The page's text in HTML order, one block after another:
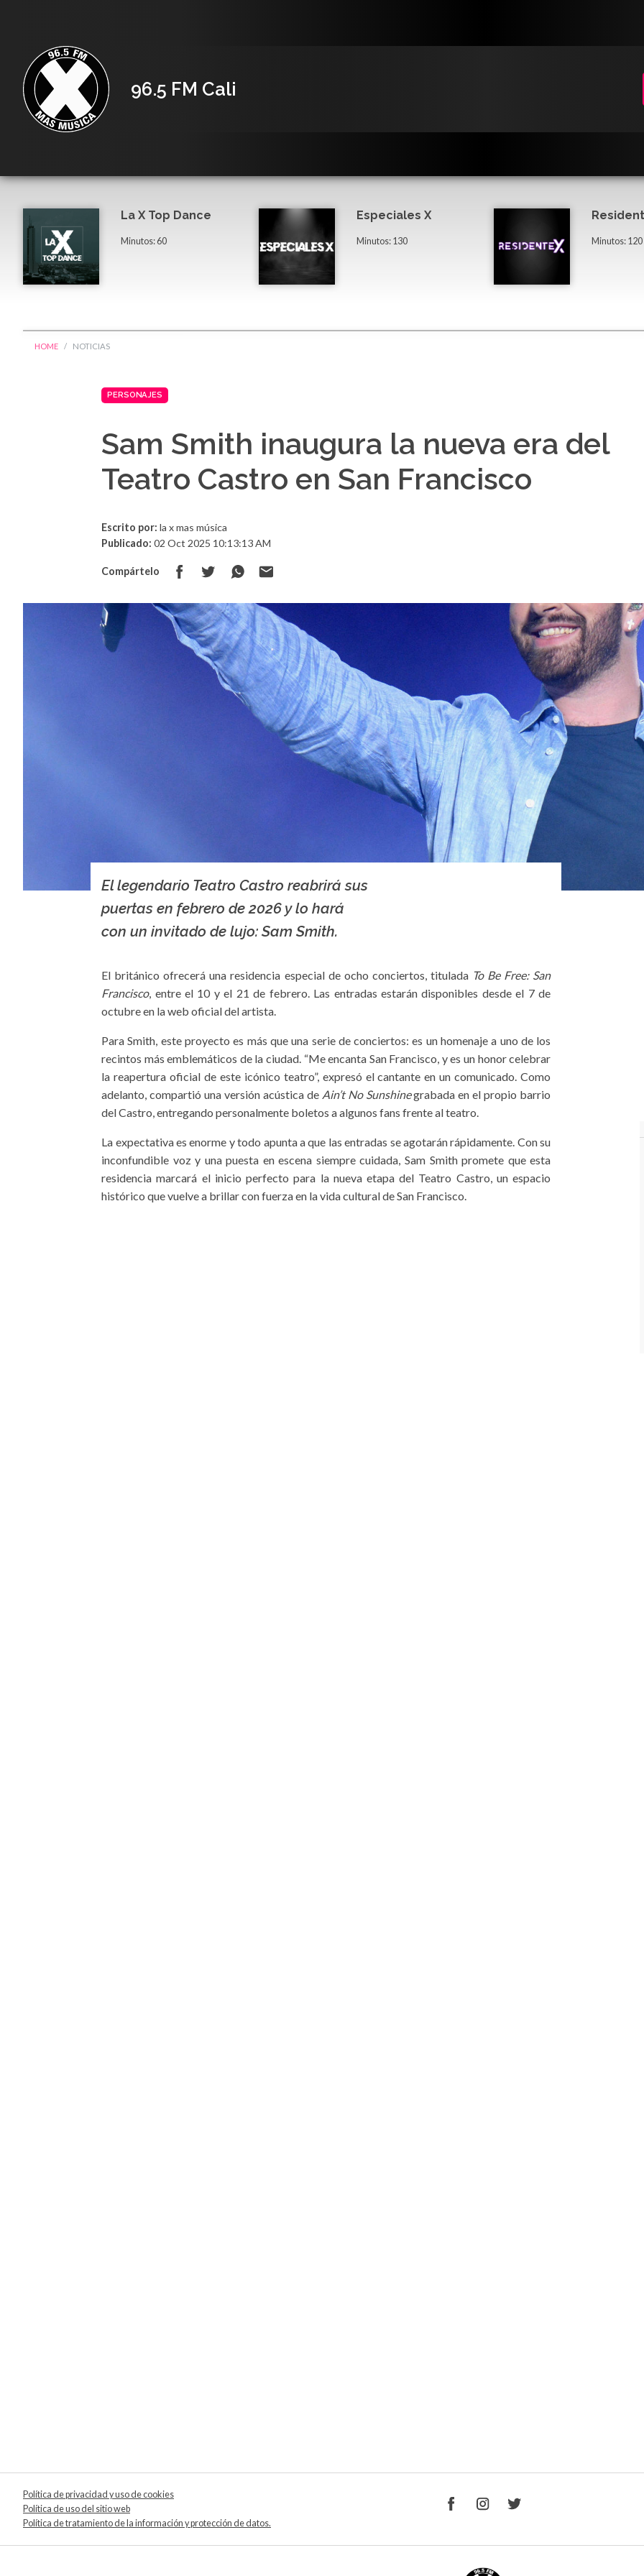
96.5 FM Cali
La X Top Dance
Minutos: 60
Especiales X
Minutos: 130 Minutos: 120
HOME NOTICIAS
PERSONAJES
Sam Smith inaugura la nueva era del
Teatro Castro en San Francisco
Escrito por: la x mas música
Publicado: 02 Oct 2025 10:13:13 AM
Compártelo
El legendario Teatro Castro reabrirá sus
puertas en febrero de 2026 y lo hará
con un invitado de lujo: Sam Smith.
El británico ofrecerá una residencia especial de ocho conciertos, titulada To Be Free: San
Francisco, entre el 10 y el 21 de febrero. Las entradas estarán disponibles desde el 7 de
octubre en la web oficial del artista.
Para Smith, este proyecto es más que una serie de conciertos: es un homenaje a uno de los
recintos más emblemáticos de la ciudad. “Me encanta San Francisco, y es un honor celebrar
la reapertura oficial de este icónico teatro”, expresó el cantante en un comunicado. Como
adelanto, compartió una versión acústica de Ain’t No Sunshinegrabada en el propio barrio
del Castro, entregando personalmente boletos a algunos fans frente al teatro.
La expectativa es enorme y todo apunta a que las entradas se agotarán rápidamente. Con su
inconfundible voz y una puesta en escena siempre cuidada, Sam Smith promete que esta
residencia marcará el inicio perfecto para la nueva etapa del Teatro Castro, un espacio
histórico que vuelve a brillar con fuerza en la vida cultural de San Francisco.
Política de privacidad y uso de cookies
Política de uso del sitio web
Política de tratamiento de la información y protección de datos.